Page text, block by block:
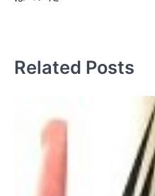
シ
Related Posts